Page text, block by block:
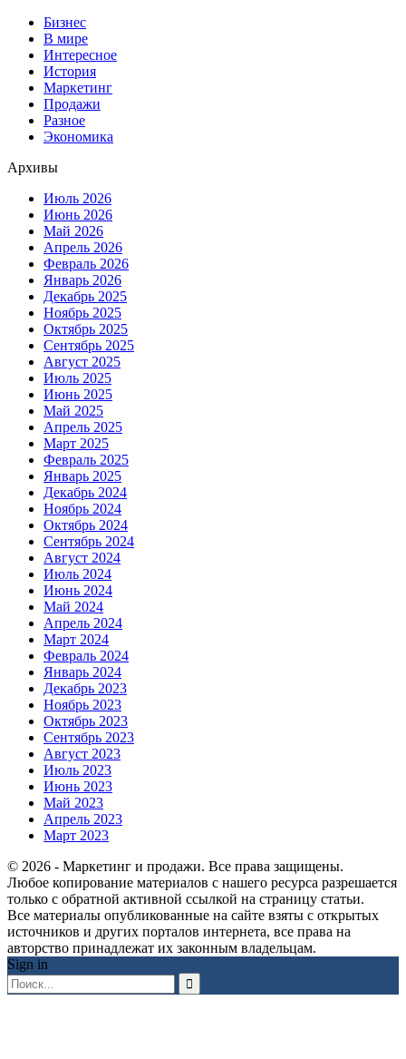
Бизнес
В мире
Интересное
История
Маркетинг
Продажи
Разное
Экономика
Архивы
Июль 2026
Июнь 2026
Май 2026
Апрель 2026
Февраль 2026
Январь 2026
Декабрь 2025
Ноябрь 2025
Октябрь 2025
Сентябрь 2025
Август 2025
Июль 2025
Июнь 2025
Май 2025
Апрель 2025
Март 2025
Февраль 2025
Январь 2025
Декабрь 2024
Ноябрь 2024
Октябрь 2024
Сентябрь 2024
Август 2024
Июль 2024
Июнь 2024
Май 2024
Апрель 2024
Март 2024
Февраль 2024
Январь 2024
Декабрь 2023
Ноябрь 2023
Октябрь 2023
Сентябрь 2023
Август 2023
Июль 2023
Июнь 2023
Май 2023
Апрель 2023
Март 2023
© 2026 - Маркетинг и продажи. Все права защищены.
Любое копирование материалов с нашего ресурса разрешается
только с обратной активной ссылкой на страницу статьи.
Все материалы опубликованные на сайте взяты с открытых
источников и других порталов интернета, все права на
авторство принадлежат их законным владельцам.
Sign in